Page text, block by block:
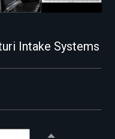
Intake Systems